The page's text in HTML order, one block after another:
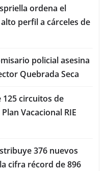
ordena el
perfil a cárceles de
policial asesina
Quebrada Seca
circuitos de
Vacacional RIE
376 nuevos
cifra récord de 896